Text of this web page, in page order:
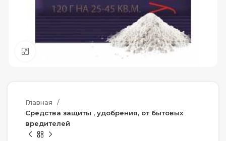
Нажмите, чтобы увеличить
Главная
Средства защиты , удобрения, от бытовых
вредителей